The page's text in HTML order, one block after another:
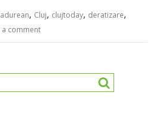
, Cluj, clujtoday, deratizare,
a comment